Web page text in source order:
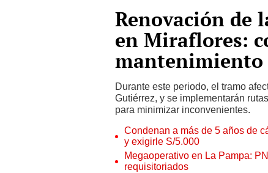
Renovación de
en Miraflores:
mantenimiento
Durante este periodo, el tramo
Gutiérrez, y se implementarán
para minimizar inconvenientes.
Condenan a más de 5 años de
y exigirle S/5.000
Megaoperativo en La Pampa:
requisitoriados